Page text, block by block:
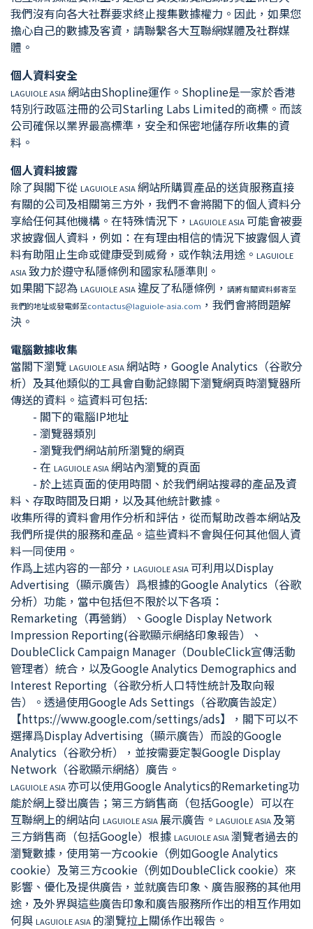
我們沒有向各大社群要求終止搜集數據權力。因此，如果您
擔心自己的數據及客資，請聯繫各大互聯網媒體及社群媒
體。
個人資料安全
LAGUIOLE ASIA網站由Shopline運作。Shopline是一家於香港
特別行政區注冊的公司Starling Labs Limited的商標。而該
公司確保以業界最高標準，安全和保密地儲存所收集的資
料。
個人資料披露
除了與閣下從 LAGUIOLE ASIA網站所購買產品的送貨服務直接
有關的公司及相關第三方外，我們不會將閣下的個人資料分
享給任何其他機構。在特殊情況下， LAGUIOLE ASIA 可能會被要
求披露個人資料，例如：在有理由相信的情況下披露個人資
料有助阻止生命或健康受到威脅，或作執法用途。 LAGUIOLE
ASIA致力於遵守私隱條例和國家私隱準則。
如果閣下認為 LAGUIOLE ASIA 違反了私隱條例， 請將有關資料郵寄至
我們的地址或發電郵至contactus@laguiole-asia.com ，我們會將問題解
決。
電腦數據收集
當閣下瀏覽 LAGUIOLE ASIA網站時，Google Analytics（谷歌分
析）及其他類似的工具會自動記錄閣下瀏覽網頁時瀏覽器所
傳送的資料。這資料可包括:
- 閣下的電腦IP地址
- 瀏覽器類別
- 瀏覽我們網站前所瀏覽的網頁
- 在 LAGUIOLE ASIA網站內瀏覽的頁面
- 於上述頁面的使用時間、於我們網站搜尋的產品及資
料、存取時間及日期，以及其他統計數據。
收集所得的資料會用作分析和評估，從而幫助改善本網站及
我們所提供的服務和產品。這些資料不會與任何其他個人資
料一同使用。
作爲上述内容的一部分， LAGUIOLE ASIA 可利用以Display
Advertising（顯示廣告）爲根據的Google Analytics（谷歌
分析）功能，當中包括但不限於以下各項：
Remarketing（再營銷）、Google Display Network
Impression Reporting(谷歌顯示網絡印象報告）、
DoubleClick Campaign Manager（DoubleClick宣傳活動
管理者）統合，以及Google Analytics Demographics and
Interest Reporting（谷歌分析人口特性統計及取向報
告）。透過使用Google Ads Settings（谷歌廣告設定）
【https://www.google.com/settings/ads】，閣下可以不
選擇爲Display Advertising（顯示廣告）而設的Google
Analytics（谷歌分析），並按需要定製Google Display
Network（谷歌顯示網絡）廣告。
LAGUIOLE ASIA 亦可以使用Google Analytics的Remarketing功
能於網上發出廣告；第三方銷售商（包括Google）可以在
互聯網上的網站向 LAGUIOLE ASIA 展示廣告。 LAGUIOLE ASIA及第
三方銷售商（包括Google）根據 LAGUIOLE ASIA瀏覽者過去的
瀏覽數據，使用第一方cookie（例如Google Analytics
cookie）及第三方cookie（例如DoubleClick cookie）來
影響、優化及提供廣告，並就廣告印象、廣告服務的其他用
途，及外界與這些廣告印象和廣告服務所作出的相互作用如
何與 LAGUIOLE ASIA 的瀏覽拉上關係作出報告。